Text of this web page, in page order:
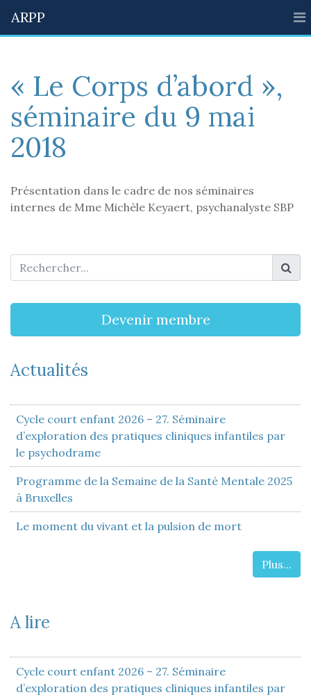
ARPP
« Le Corps d’abord »,
séminaire du 9 mai
2018
Présentation dans le cadre de nos séminaires
internes de Mme Michèle Keyaert, psychanalyste SBP
Devenir membre
Actualités
Cycle court enfant 2026 – 27. Séminaire
d’exploration des pratiques cliniques infantiles par
le psychodrame
Programme de la Semaine de la Santé Mentale 2025
à Bruxelles
Le moment du vivant et la pulsion de mort
Plus...
A lire
Cycle court enfant 2026 – 27. Séminaire
d’exploration des pratiques cliniques infantiles par